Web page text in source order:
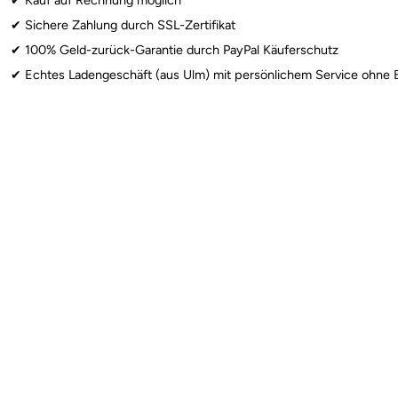
✔︎ Sichere Zahlung durch SSL-Zertifikat
✔︎ 100% Geld-zurück-Garantie durch PayPal Käuferschutz
✔︎ Echtes Ladengeschäft (aus Ulm) mit persönlichem Service ohne